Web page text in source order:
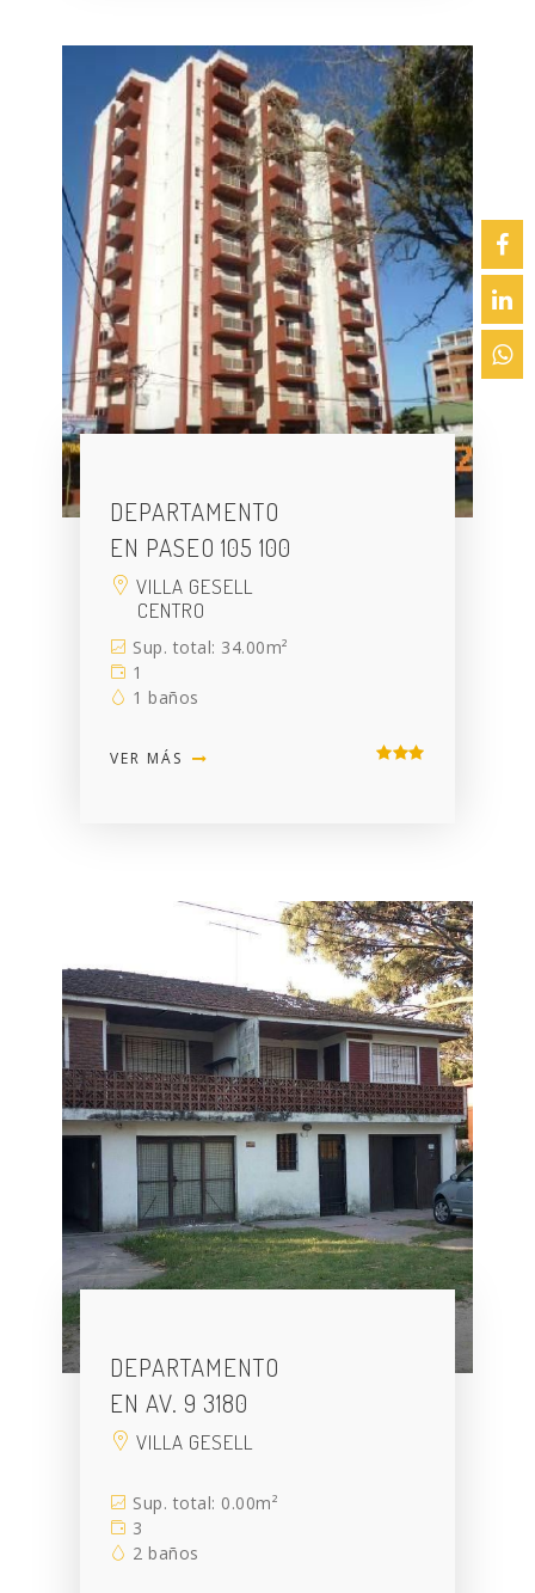
DEPARTAMENTO
EN PASEO 105 100
VILLA GESELL
CENTRO
Sup. total: 34.00m²
1
1 baños
VER MÁS
DEPARTAMENTO
EN AV. 9 3180
VILLA GESELL
Sup. total: 0.00m²
3
2 baños